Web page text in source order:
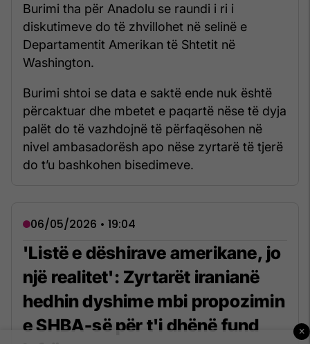
Burimi tha për Anadolu se raundi i ri i
diskutimeve do të zhvillohet në selinë e
Departamentit Amerikan të Shtetit në
Washington.
Burimi shtoi se data e saktë ende nuk është
përcaktuar dhe mbetet e paqartë nëse të dyja
palët do të vazhdojnë të përfaqësohen në
nivel ambasadorësh apo nëse zyrtarë të tjerë
do t’u bashkohen bisedimeve.
06/05/2026 • 19:04
'Listë e dëshirave amerikane, jo
një realitet': Zyrtarët iranianë
hedhin dyshime mbi propozimin
e SHBA-së për t'i dhënë fund
×